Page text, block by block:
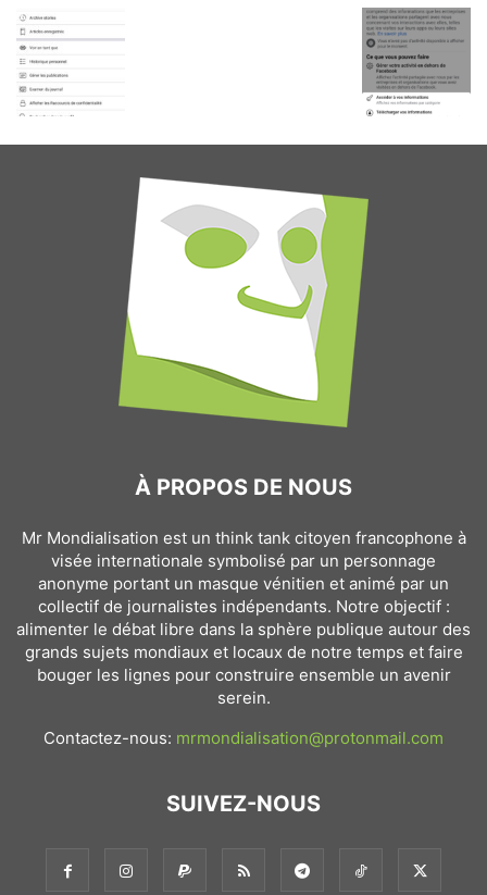
À PROPOS DE NOUS
Mr Mondialisation est un think tank citoyen francophone à
visée internationale symbolisé par un personnage
anonyme portant un masque vénitien et animé par un
collectif de journalistes indépendants. Notre objectif :
alimenter le débat libre dans la sphère publique autour des
grands sujets mondiaux et locaux de notre temps et faire
bouger les lignes pour construire ensemble un avenir
serein.
Contactez-nous: mrmondialisation@protonmail.com
SUIVEZ-NOUS